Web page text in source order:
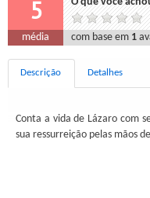
5
média com base em 1
Descrição Detalhes
Conta a vida de Lázaro com
sua ressurreição pelas mãos